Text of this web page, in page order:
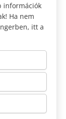
információk
Ha nem
itt a